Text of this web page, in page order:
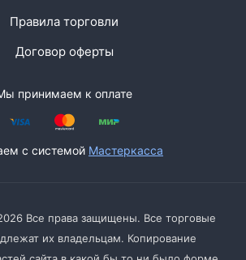
Правила торговли
Договор оферты
принимаем к оплате
с системой Мастеркасса
Все права защищены. Все торговые
их владельцам. Копирование